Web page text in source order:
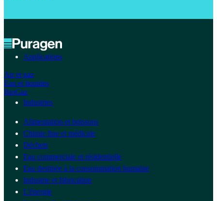
Applications
Air et gaz
Eau et liquides
BioGaz
Industries
Alimentation et boissons
Chimie fine et médicale
Déchets
Eau commerciale et résidentielle
Eau destinée à la consommation humaine
Industrie et fabrication
L'énergie